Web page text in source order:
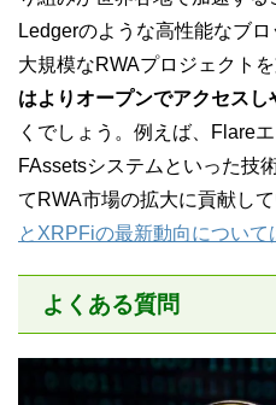
Ledgerのような高性能なブ
大規模なRWAプロジェクトを
はよりオープンでアクセス
くでしょう。例えば、Flare
FAssetsシステムといった技
てRWA市場の拡大に貢献して
とXRPFiの最新動向について
よくある質問